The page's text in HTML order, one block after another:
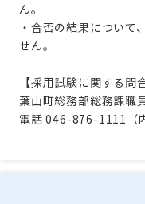
ん。
・合否の結果について
せん。
【採用試験に関する問
葉山町総務部総務課職
電話 046-876-1111（